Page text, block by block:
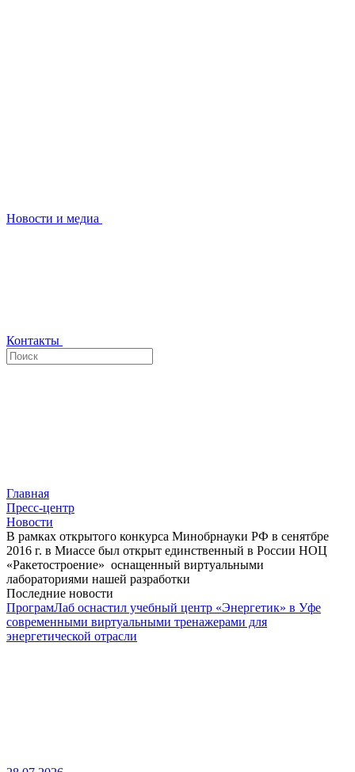
Новости и медиа
Контакты
Главная
Пресс-центр
Новости
В рамках открытого конкурса Минобрнауки РФ в сенятбре
2016 г. в Миассе был открыт единственный в России НОЦ
«Ракетостроение» оснащенный виртуальными
лабораториями нашей разработки
Последние новости
ПрограмЛаб оснастил учебный центр «Энергетик» в Уфе
современными виртуальными тренажерами для
энергетической отрасли